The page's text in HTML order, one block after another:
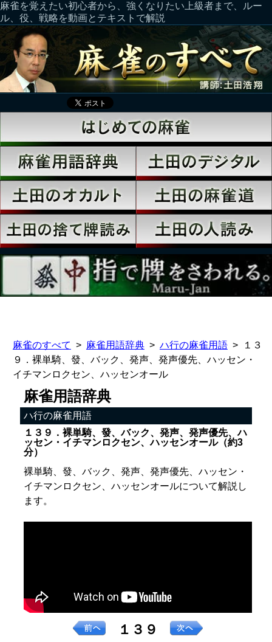
麻雀を覚えたい初心者から、強くなりたい上級者まで、ルー
ル、役、戦略を動画とテキストで解説
麻雀のすべて 麻雀用語辞典 ハ行の麻雀用語
１３
９．裸単騎、發、バック、発声、発声優先、ハッセン・
イチマンロクセン、ハッセンオール
麻雀用語辞典
ハ行の麻雀用語
１３９．裸単騎、發、バック、発声、発声優先、ハ
ッセン・イチマンロクセン、ハッセンオール（約3
分）
裸単騎、發、バック、発声、発声優先、ハッセン・
イチマンロクセン、ハッセンオールについて解説し
ます。
１３９